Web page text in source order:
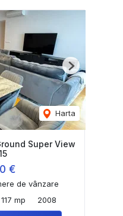
Harta
Next
Super View
€
de vânzare
117 mp 2008